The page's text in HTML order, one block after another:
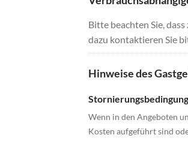
Bitte beachten Sie,
dazu kontaktieren Sie
Hinweise des
Stornierungsbedingung
Wenn in den Angeboten
Kosten aufgeführt sind